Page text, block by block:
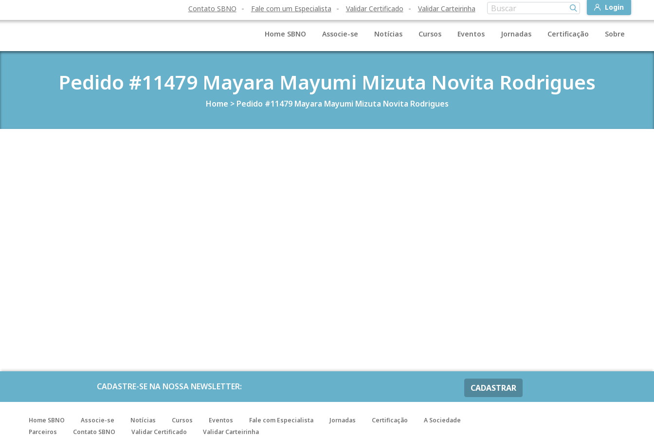
Contato SBNO Fale com um Especialista Validar Certificado Validar Carteirinha Login
Home SBNO Associe-se Notícias Cursos Eventos Jornadas Certificação Sobre
Pedido #11479 Mayara Mayumi Mizuta Novita Rodrigues
Home > Pedido #11479 Mayara Mayumi Mizuta Novita Rodrigues
CADASTRE-SE NA NOSSA NEWSLETTER: CADASTRAR
Home SBNO Associe-se Notícias Cursos Eventos Fale com Especialista Jornadas Certificação
A Sociedade
Parceiros
Contato SBNO Validar Certificado Validar Carteirinha